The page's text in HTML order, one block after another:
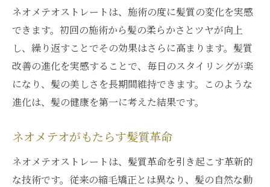
ネオメテオストレートは、施術の度に髪質の変化を実感
できます。初回の施術から髪の柔らかさとツヤが向上
し、繰り返すことでその効果はさらに高まります。髪質
改善の進化を実感することで、毎日のスタイリングが楽
になり、髪の美しさを長期間維持できます。このような
進化は、髪の健康を第一に考えた結果です。
ネオメテオがもたらす髪質革命
ネオメテオストレートは、髪質革命を引き起こす革新的
な技術です。従来の縮毛矯正とは異なり、髪の自然な動